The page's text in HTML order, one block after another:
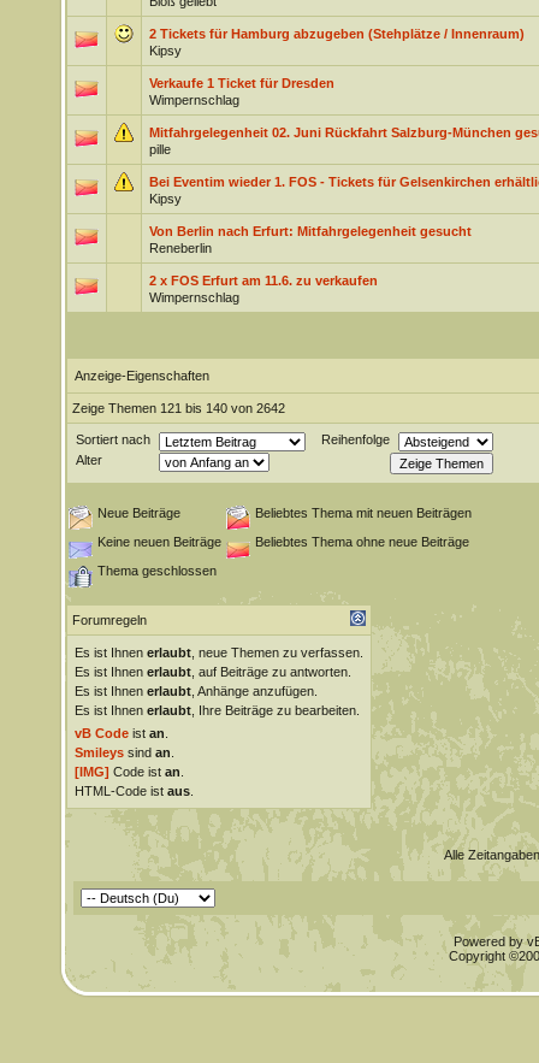
2 Tickets für Hamburg abzugeben (Stehplätze / Innenraum)
Kipsy
Verkaufe 1 Ticket für Dresden
Wimpernschlag
Mitfahrgelegenheit 02. Juni Rückfahrt Salzburg-München
pille
Bei Eventim wieder 1. FOS - Tickets für Gelsenkirchen
Kipsy
Von Berlin nach Erfurt: Mitfahrgelegenheit gesucht
Reneberlin
2 x FOS Erfurt am 11.6. zu verkaufen
Wimpernschlag
Anzeige-Eigenschaften
Zeige Themen 121 bis 140 von 2642
Sortiert nach
Reihenfolge
Alter
Neue Beiträge
Beliebtes Thema mit neuen Beiträgen
Keine neuen Beiträge
Beliebtes Thema ohne neue Beiträge
Thema geschlossen
Forumregeln
Es ist Ihnen erlaubt, neue Themen zu verfassen.
Es ist Ihnen erlaubt, auf Beiträge zu antworten.
Es ist Ihnen erlaubt, Anhänge anzufügen.
Es ist Ihnen erlaubt, Ihre Beiträge zu bearbeiten.
vB Codeist an
Smileyssind an
[IMG] Code ist an
HTML-Code ist aus.
Alle
Powered by
Copyright